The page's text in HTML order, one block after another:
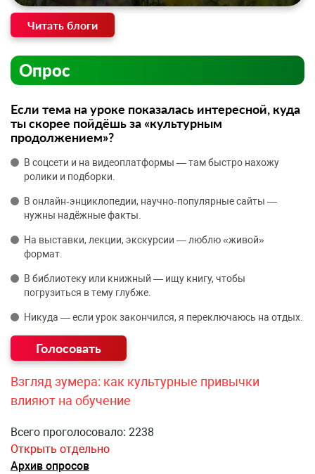
Читать блоги
Опрос
Если тема на уроке показалась интересной, куда
ты скорее пойдёшь за «культурным
продолжением»?
В соцсети и на видеоплатформы — там быстро нахожу
ролики и подборки.
В онлайн‑энциклопедии, научно‑популярные сайты —
нужны надёжные факты.
На выставки, лекции, экскурсии — люблю «живой»
формат.
В библиотеку или книжный — ищу книгу, чтобы
погрузиться в тему глубже.
Никуда — если урок закончился, я переключаюсь на отдых.
Взгляд зумера: как культурные привычки
влияют на обучение
Всего проголосовало: 2238
Открыть отдельно
Архив опросов